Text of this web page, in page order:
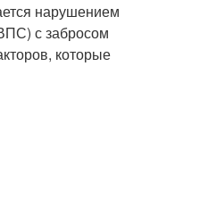
нарушением
с забросом
которые